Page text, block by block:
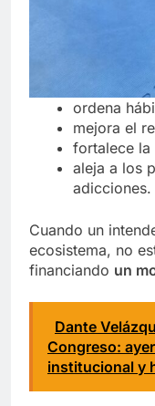
ordena
mejora el
fortalece la
aleja a los
adicciones.
Cuando un
ecosistema, no
financiando un
Dante
Congreso:
institucional y